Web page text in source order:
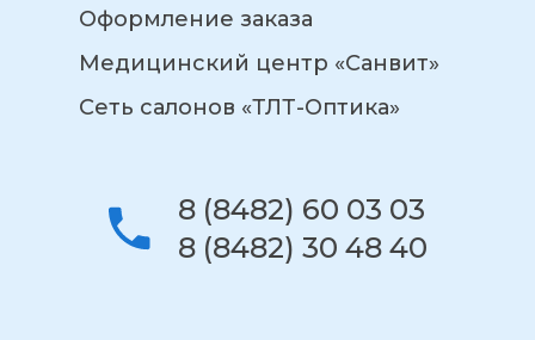
Оформление заказа
Медицинский центр «Санвит»
Сеть салонов «ТЛТ-Оптика»
8 (8482) 60 03 03
8 (8482) 30 48 40